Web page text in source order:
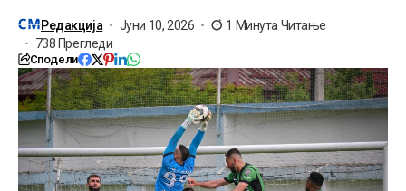
Редакција Јуни 10, 2026
1 Минута Читање
738 Прегледи
Сподели